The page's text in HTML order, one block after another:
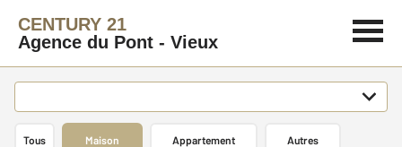
CENTURY 21
Agence du Pont - Vieux
Tous Maison Appartement Autres